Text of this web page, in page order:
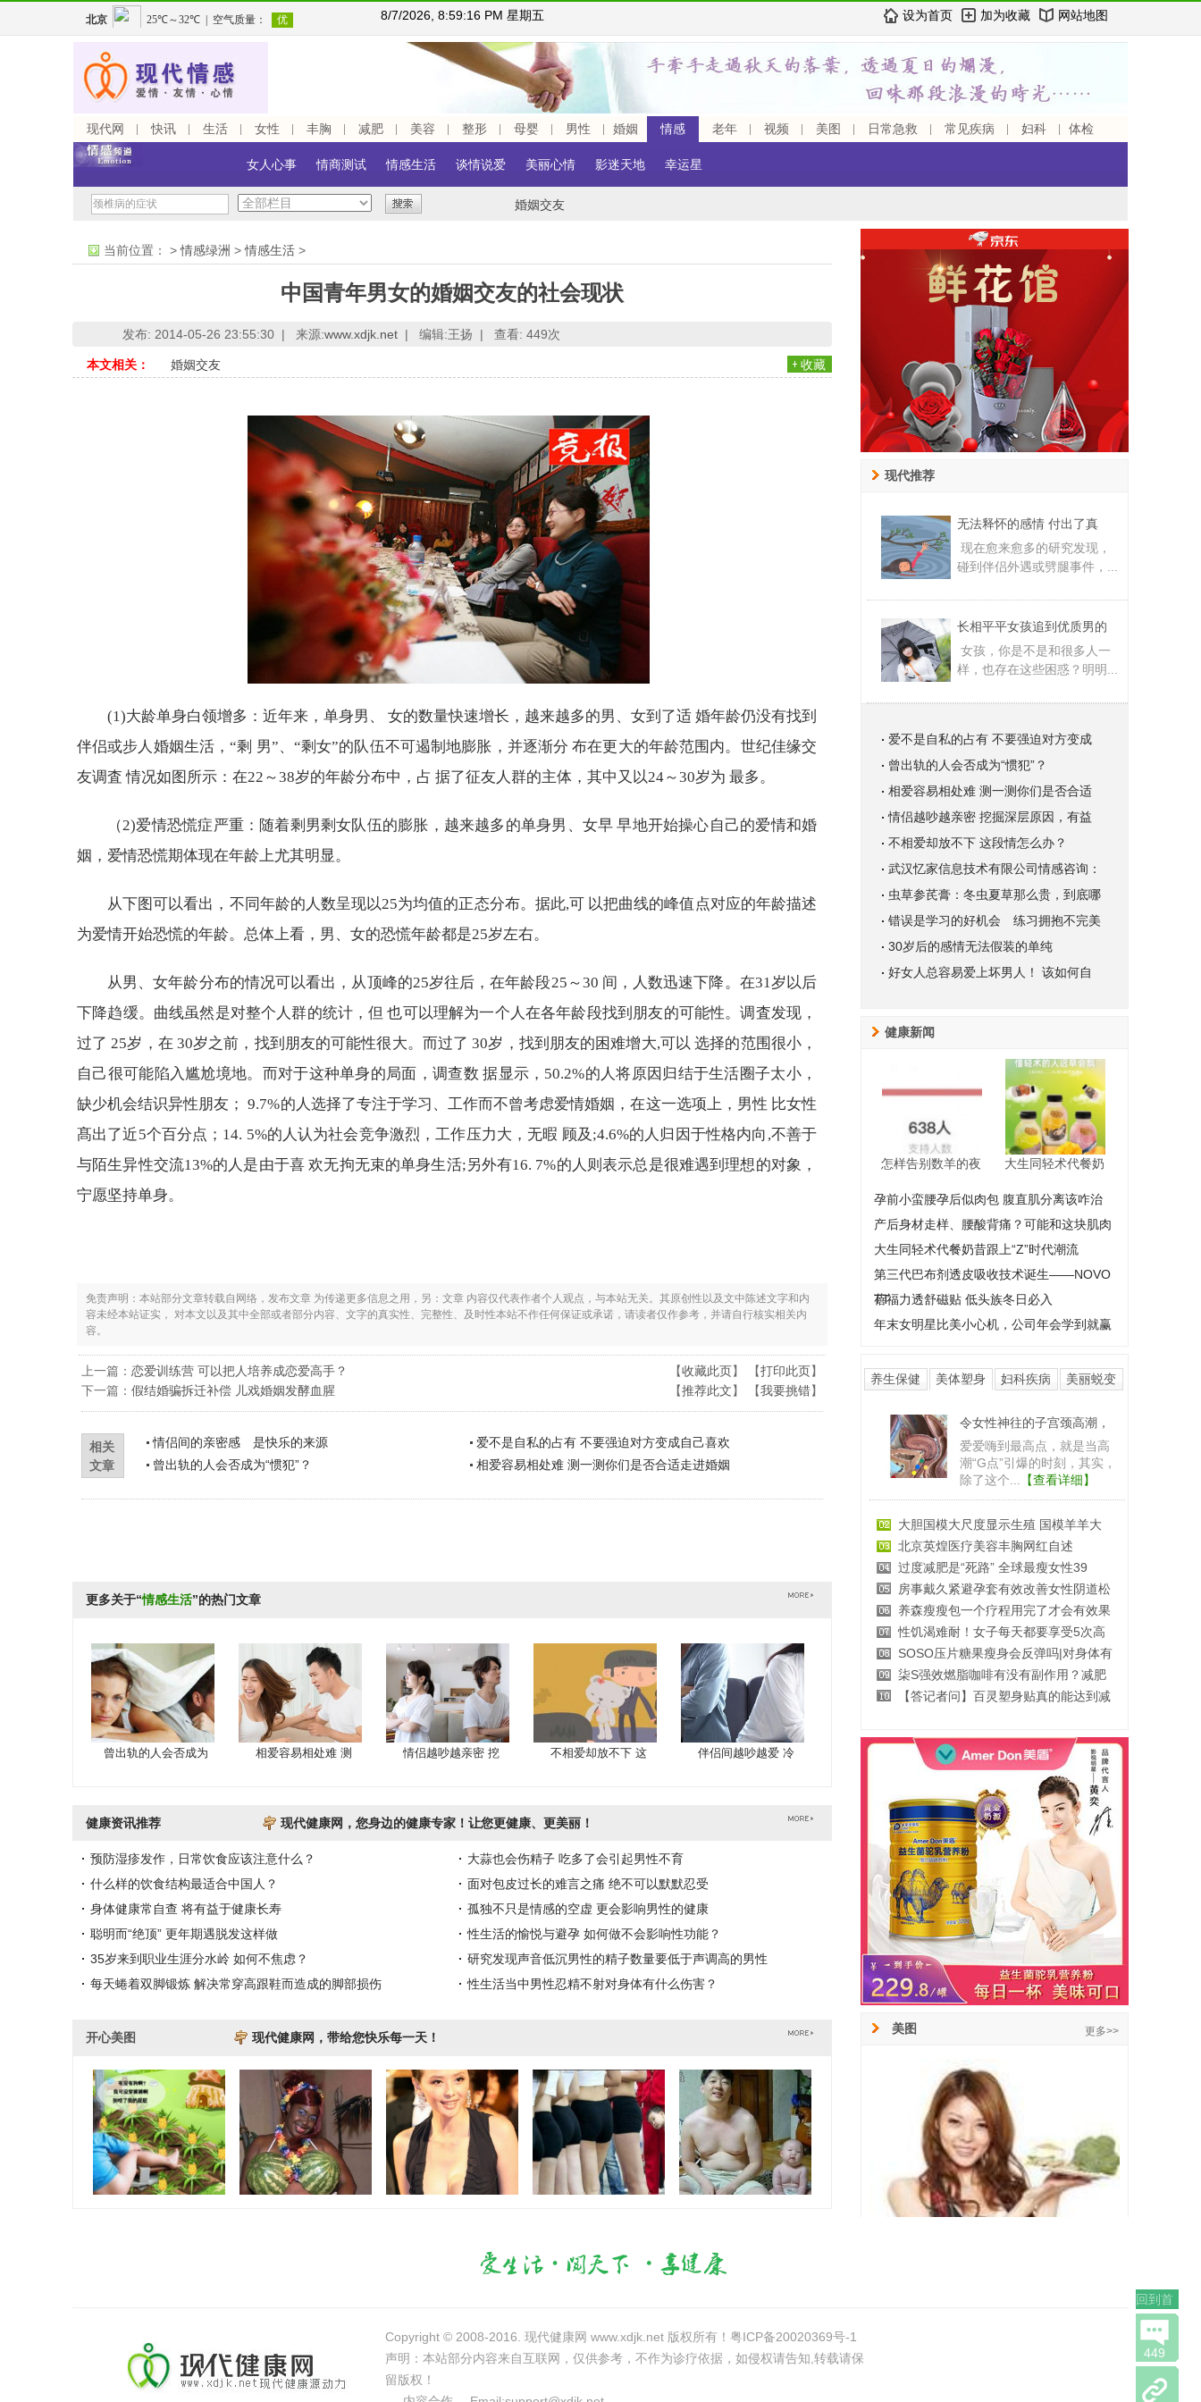
8/7/2026, 8:59:17 PM 星期五 设为首页 加为收藏 网站地图
现代网 快讯 生活 女性 丰胸 减肥 美容 整形 母婴 男性 婚姻 情感 老年 视频 美图 日常急救 常见疾病 妇科 体检
女人心事 情商测试 情感生活 谈情说爱 美丽心情 影迷天地 幸运星
婚姻交友
当前位置： >情感绿洲 >情感生活 >
中国青年男女的婚姻交友的社会现状
发布: 2014-05-26 23:55:30 | 来源:www.xdjk.net | 编辑:王扬 | 查看: 449次
本文相关： 婚姻交友 收藏
(1)大龄单身白领增多：近年来，单身男、 女的数量快速增长，越来越多的男、女到了适 婚年龄仍没有找到
伴侣或步人婚姻生活，“剩 男”、“剩女”的队伍不可遏制地膨胀，并逐渐分 布在更大的年龄范围内。世纪佳缘交
友调査 情况如图所示：在22～38岁的年龄分布中，占 据了征友人群的主体，其中又以24～30岁为 最多。
（2)爱情恐慌症严重：随着剩男剩女队伍的膨胀，越来越多的单身男、女早 早地开始操心自己的爱情和婚
姻，爱情恐慌期体现在年龄上尤其明显。
从下图可以看出，不同年龄的人数呈现以25为均值的正态分布。据此,可 以把曲线的峰值点对应的年龄描述
为爱情开始恐慌的年龄。总体上看，男、女的恐慌年龄都是25岁左右。
从男、女年龄分布的情况可以看出，从顶峰的25岁往后，在年龄段25～30 间，人数迅速下降。在31岁以后
下降趋缓。曲线虽然是对整个人群的统计，但 也可以理解为一个人在各年龄段找到朋友的可能性。调査发现，
过了 25岁，在 30岁之前，找到朋友的可能性很大。而过了 30岁，找到朋友的困难增大,可以 选择的范围很小，
自己很可能陷入尴尬境地。而对于这种单身的局面，调查数 据显示，50.2%的人将原因归结于生活圈子太小，
缺少机会结识异性朋友； 9.7%的人选择了专注于学习、工作而不曾考虑爱情婚姻，在这一选项上，男性 比女性
髙出了近5个百分点；14. 5%的人认为社会竞争激烈，工作压力大，无暇 顾及;4.6%的人归因于性格内向,不善于
与陌生异性交流13%的人是由于喜 欢无拘无束的单身生活;另外有16. 7%的人则表示总是很难遇到理想的对象，
宁愿坚持单身。
免责声明：本站部分文章转载自网络，发布文章 为传递更多信息之用，另：文章 内容仅代表作者个人观点，与本站无关。其原创性以及文中陈述文字和内
容未经本站证实， 对本文以及其中全部或者部分内容、文字的真实性、完整性、及时性本站不作任何保证或承诺，请读者仅作参考，并请自行核实相关内
容。
上一篇： 恋爱训练营 可以把人培养成恋爱高手？
下一篇： 假结婚骗拆迁补偿 儿戏婚姻发酵血腥
【收藏此页】 【打印此页】
【推荐此文】 【我要挑错】
相关
文章
情侣间的亲密感 是快乐的来源
爱不是自私的占有 不要强迫对方变成自己喜欢
曾出轨的人会否成为“惯犯”？
相爱容易相处难 测一测你们是否合适走进婚姻
更多关于“情感生活”的热门文章
曾出轨的人会否成为 相爱容易相处难 测 情侣越吵越亲密 挖 不相爱却放不下 这 伴侣间越吵越爱 冷
健康资讯推荐 现代健康网，您身边的健康专家！让您更健康、更美丽！
预防湿疹发作，日常饮食应该注意什么？
什么样的饮食结构最适合中国人？
身体健康常自查 将有益于健康长寿
聪明而“绝顶” 更年期遇脱发这样做
35岁来到职业生涯分水岭 如何不焦虑？
每天蜷着双脚锻炼 解决常穿高跟鞋而造成的脚部损伤
大蒜也会伤精子 吃多了会引起男性不育
面对包皮过长的难言之痛 绝不可以默默忍受
孤独不只是情感的空虚 更会影响男性的健康
性生活的愉悦与避孕 如何做不会影响性功能？
研究发现声音低沉男性的精子数量要低于声调高的男性
性生活当中男性忍精不射对身体有什么伤害？
开心美图 现代健康网，带给您快乐每一天！
现代推荐
无法释怀的感情 付出了真
现在愈来愈多的研究发现，
碰到伴侣外遇或劈腿事件，...
长相平平女孩追到优质男的
女孩，你是不是和很多人一
样，也存在这些困惑？明明...
爱不是自私的占有 不要强迫对方变成
曾出轨的人会否成为“惯犯”？
相爱容易相处难 测一测你们是否合适
情侣越吵越亲密 挖掘深层原因，有益
不相爱却放不下 这段情怎么办？
武汉忆家信息技术有限公司情感咨询：
虫草参芪膏：冬虫夏草那么贵，到底哪
错误是学习的好机会 练习拥抱不完美
30岁后的感情无法假装的单纯
好女人总容易爱上坏男人！ 该如何自
健康新闻
怎样告别数羊的夜 大生同轻术代餐奶
孕前小蛮腰孕后似肉包 腹直肌分离该咋治
产后身材走样、腰酸背痛？可能和这块肌肉
大生同轻术代餐奶昔跟上“Z”时代潮流
第三代巴布剂透皮吸收技术诞生——NOVO
TT
蓓福力透舒磁贴 低头族冬日必入
年末女明星比美小心机，公司年会学到就赢
养生保健 美体塑身 妇科疾病 美丽蜕变
郑州圣玛妇产医院有去过的
郑州圣玛妇产医院有去过的
吗?意外怀孕就像一场梦，20
岁的小洁是...【查看详细】
睾酮是什么?女性睾酮低的危害
廊坊东大医院评价好吗 诚信诊疗承诺
有哪些原因会导致子宫大出血
精子卵子为什么会互相排斥？
宁密康可以调理妇科病吗??宁密康官方
爱尔眼科ICL 高度近视患者的福音
上海高端私立妇产医院TOP5
广州好运不孕不育医院好运直通车第三
宁密康好用不，宁密康有没有副作用
美图 更多>>
回到首
页
449
Copyright © 2008-2016. 现代健康网 www.xdjk.net 版权所有！ 粤ICP备20020369号-1
声明：本站部分内容来自互联网，仅供参考，不作为诊疗依据，如侵权请告知,转载请保
留版权！